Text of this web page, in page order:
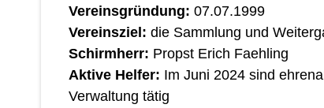
Vereinsgründung: 07.07.1999
Vereinsziel: die Sammlung und
Schirmherr: Propst Erich Faehling
Aktive Helfer: Im Juni 2024 sind
Verwaltung tätig